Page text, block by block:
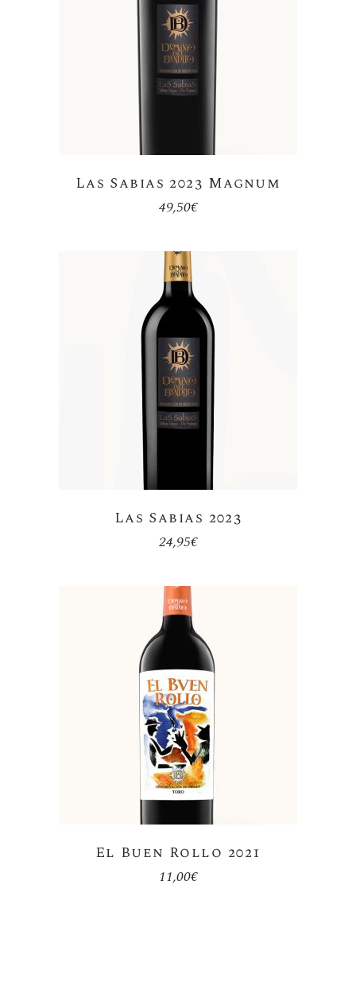
Las Sabias 2023 Magnum
49,50€
Las Sabias 2023
24,95€
El Buen Rollo 2021
11,00€